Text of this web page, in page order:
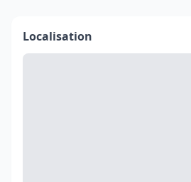
Localisation